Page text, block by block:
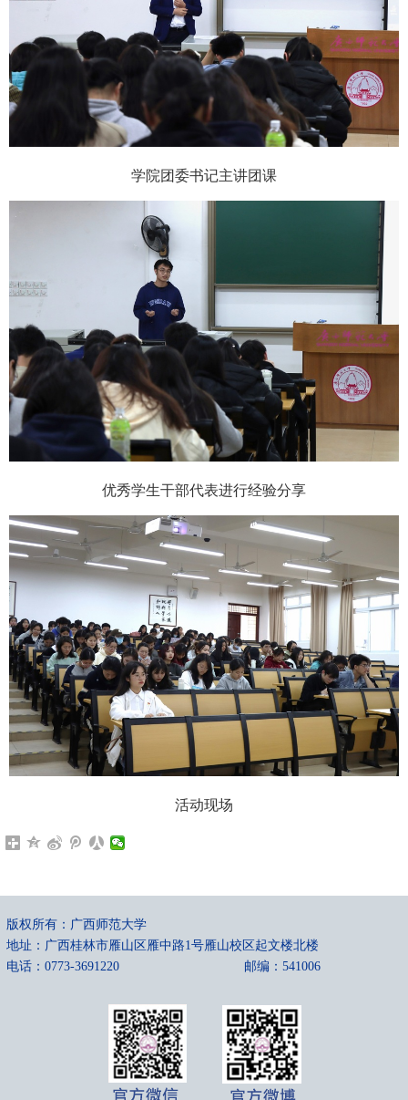
学院团委书记主讲团课
优秀学生干部代表进行经验分享
活动现场
版权所有：广西师范大学
地址：广西桂林市雁山区雁中路1号雁山校区起文楼北楼
电话：0773-3691220
邮编：541006